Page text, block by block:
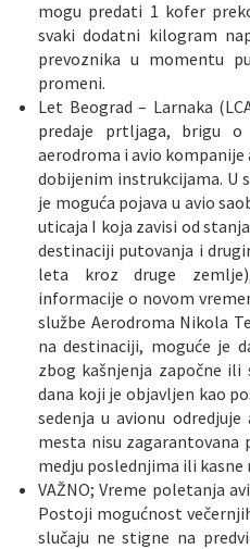
mogu predati 1 kofer
svaki dodatni kilogram
prevoznika u momentu
promeni.
Let Beograd – Larnaka
predaje prtljaga, brigu o
aerodroma i avio kompanije
dobijenim instrukcijama. U
je moguća pojava u avio
uticaja I koja zavisi od
destinaciji putovanja i
leta kroz druge
informacije o novom
službe Aerodroma Nikola
na destinaciji, moguće je
zbog kašnjenja započne
dana koji je objavljen kao
sedenja u avionu odredjuje
mesta nisu
medju poslednjima ili kasne
VAŽNO; Vreme poletanja
Postoji mogućnost
slučaju ne stigne na